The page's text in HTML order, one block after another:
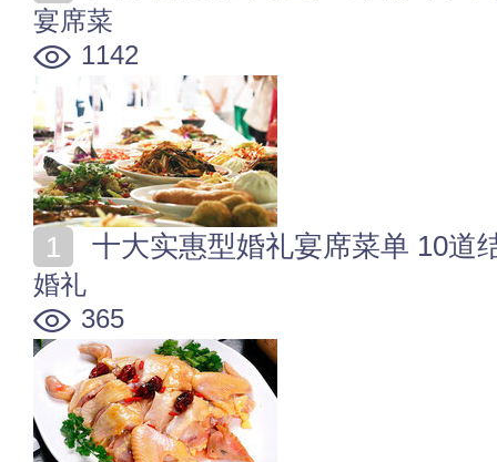
宴席菜
1142
十大实惠型婚礼宴席菜单 10道
婚礼
365